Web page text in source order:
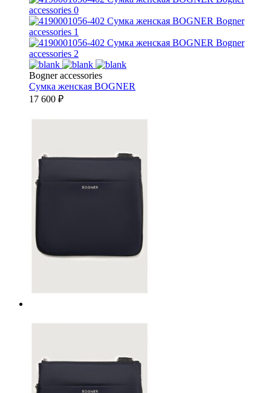
Bogner accessories
Сумка женская BOGNER
17 600 ₽